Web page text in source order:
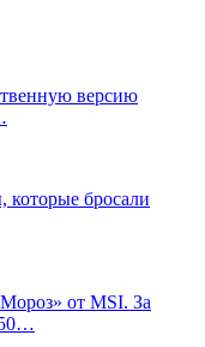
версию
бросали
от MSI. За